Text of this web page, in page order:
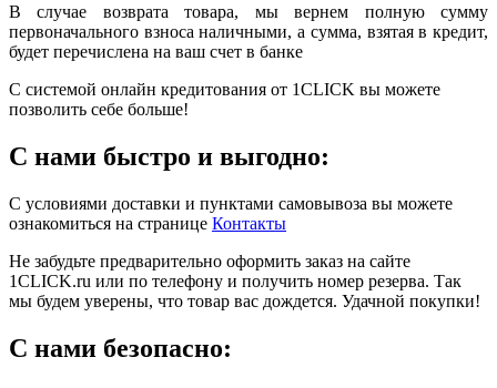
В случае возврата товара, мы вернем полную сумму
первоначального взноса наличными, а сумма, взятая в кредит,
будет перечислена на ваш счет в банке
С системой онлайн кредитования от 1CLICK вы можете
позволить себе больше!
С нами быстро и выгодно:
С условиями доставки и пунктами самовывоза вы можете
ознакомиться на странице Контакты
Не забудьте предварительно оформить заказ на сайте
1CLICK.ru или по телефону и получить номер резерва. Так
мы будем уверены, что товар вас дождется. Удачной покупки!
С нами безопасно: